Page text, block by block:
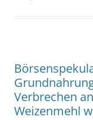
Verbrechen
Weizenmehl